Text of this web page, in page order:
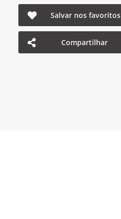
Salvar nos favoritos
Compartilhar